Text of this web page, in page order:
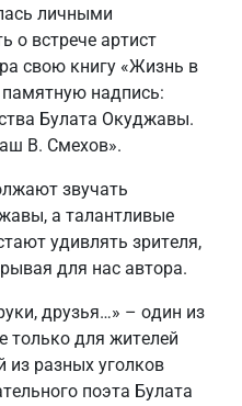
личными
о встрече артист
свою книгу «Жизнь в
памятную надпись:
Булата Окуджавы.
В. Смехов».
звучать
а талантливые
удивлять зрителя,
для нас автора.
друзья…» – один из
только для жителей
из разных уголков
поэта Булата